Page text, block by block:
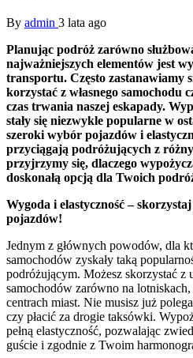
By admin 3 lata ago
Planując podróż zarówno
najważniejszych elementów jest
transportu. Często zastanawiamy
korzystać z własnego samochodu
czas trwania naszej eskapady.
stały się niezwykle popularne w
szeroki wybór pojazdów i
przyciągają podróżujących z
przyjrzymy się, dlaczego
doskonałą opcją dla Twoich
Wygoda i elastyczność –
pojazdów!
Jednym z głównych powodów, dla
samochodów zyskały taką
podróżującym. Możesz skorzystać z
samochodów zarówno na
centrach miast. Nie musisz już
czy płacić za drogie taksówki.
pełną elastyczność, pozwalając
guście i zgodnie z Twoim